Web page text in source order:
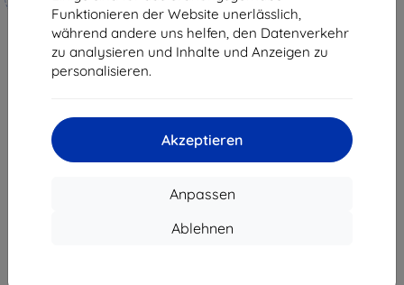
Funktionieren der Website unerlässlich,
während andere uns helfen, den Datenverkehr
zu analysieren und Inhalte und Anzeigen zu
personalisieren.
Akzeptieren
Anpassen
Ablehnen
hergestellt
€ 18,90
€ 17,02
€ 8,02
Auf Lager 2 Stk.
vom ganzen6.